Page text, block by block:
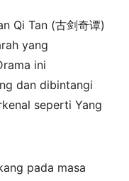
Qi Tan (古剑奇谭)
yang
ini
dan dibintangi
seperti Yang
pada masa